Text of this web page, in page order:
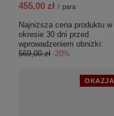
455,00 zł / para
Najniższa cena produktu w
okresie 30 dni przed
wprowadzeniem obniżki:
569,00 zł -20%
OKAZJA